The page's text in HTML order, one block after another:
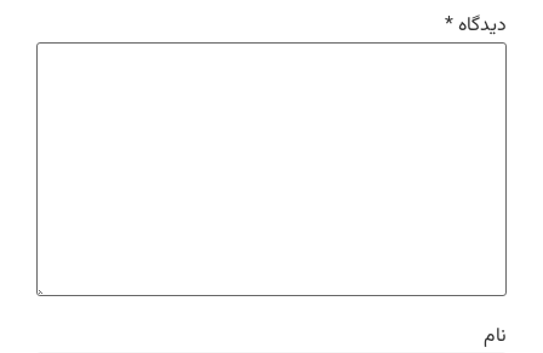
دیدگاه*
نام